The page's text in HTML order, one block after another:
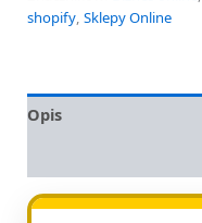
shopify, Sklepy Online
Opis